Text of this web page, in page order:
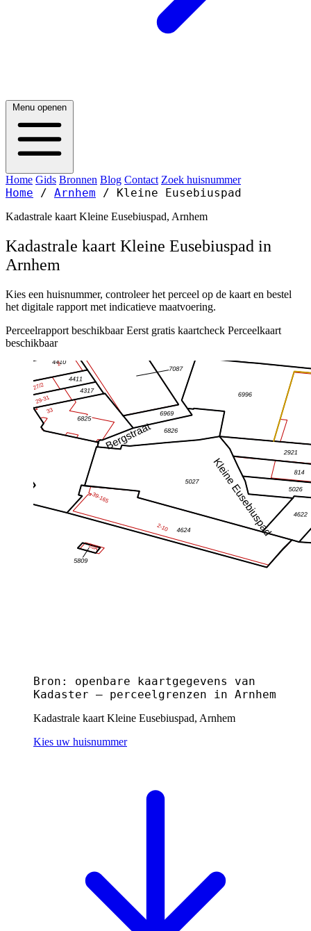
Menu openen
Home Gids Bronnen Blog Contact Zoek huisnummer
Home / Arnhem / Kleine Eusebiuspad
Kadastrale kaart Kleine Eusebiuspad, Arnhem
Kadastrale kaart Kleine Eusebiuspad in
Arnhem
Kies een huisnummer, controleer het perceel op de kaart en bestel
het digitale rapport met indicatieve maatvoering.
Perceelrapport beschikbaar Eerst gratis kaartcheck Perceelkaart
beschikbaar
Bron: openbare kaartgegevens van
Kadaster — perceelgrenzen in Arnhem
Kadastrale kaart Kleine Eusebiuspad, Arnhem
Kies uw huisnummer